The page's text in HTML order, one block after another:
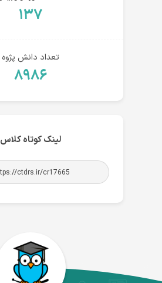
۱۳۷
تعداد دانش پژوه
۸۹۸۶
لینک کوتاه کلاس